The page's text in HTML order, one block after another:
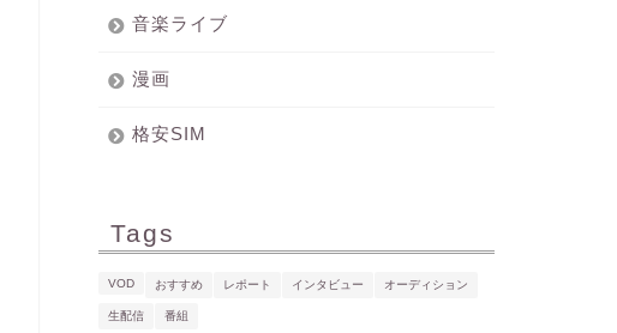
音楽ライブ
漫画
格安SIM
Tags
VOD おすすめ レポート インタビュー オーディション
生配信 番組